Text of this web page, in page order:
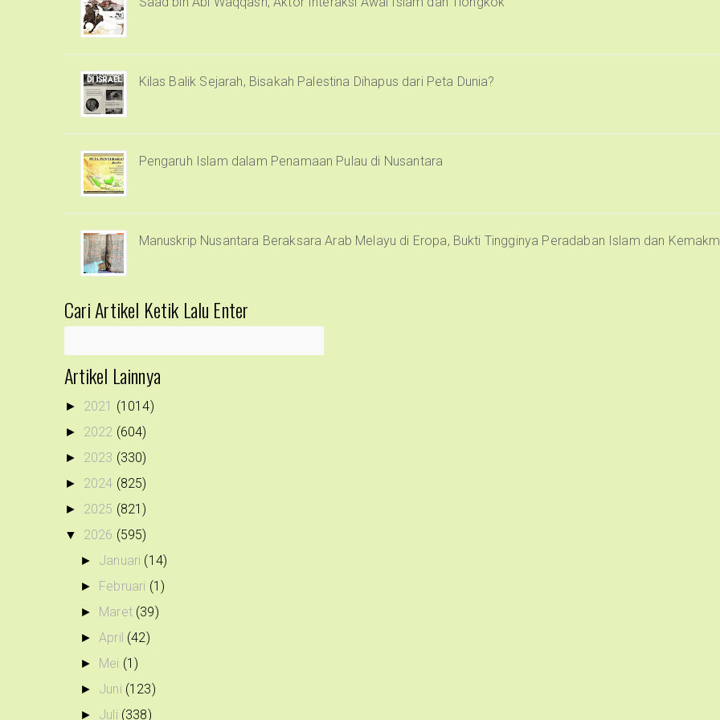
Kilas Balik Sejarah, Bisakah Palestina Dihapus dari Peta Dunia?
Pengaruh Islam dalam Penamaan Pulau di Nusantara
Manuskrip Nusantara Beraksara Arab Melayu di Eropa, Bukti Tingginya Peradaban Islam dan
Cari Artikel Ketik Lalu Enter
Artikel Lainnya
► 2021 (1014)
► 2022 (604)
► 2023 (330)
► 2024 (825)
► 2025 (821)
▼ 2026 (595)
► Januari (14)
► Februari (1)
► Maret (39)
► April (42)
► Mei (1)
► Juni (123)
► Juli (338)